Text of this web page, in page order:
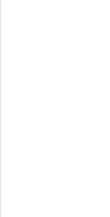
फैसलों में उनका मत